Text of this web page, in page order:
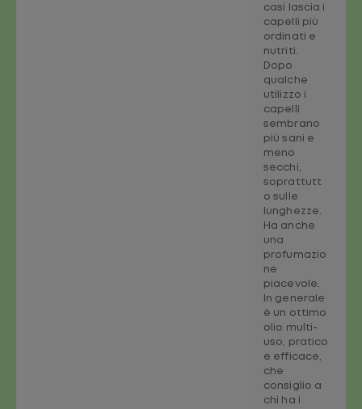
casi lascia i
capelli più
ordinati e
nutriti.
Dopo
qualche
utilizzo i
capelli
sembrano
più sani e
meno
secchi,
soprattutt
o sulle
lunghezze.
Ha anche
una
profumazio
ne
piacevole.
In generale
è un ottimo
olio multi-
uso, pratico
e efficace,
che
consiglio a
chi ha i